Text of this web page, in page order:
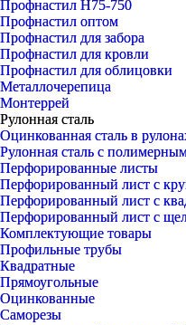
Профнастил Н75-750
Профнастил оптом
Профнастил для забора
Профнастил для кровли
Профнастил для облицовки
Металлочерепица
Монтеррей
Рулонная сталь
Оцинкованная сталь в
Рулонная сталь с
Перфорированные листы
Перфорированный лист с
Перфорированный лист с
Перфорированный лист с
Комплектующие товары
Профильные трубы
Квадратные
Прямоугольные
Оцинкованные
Саморезы